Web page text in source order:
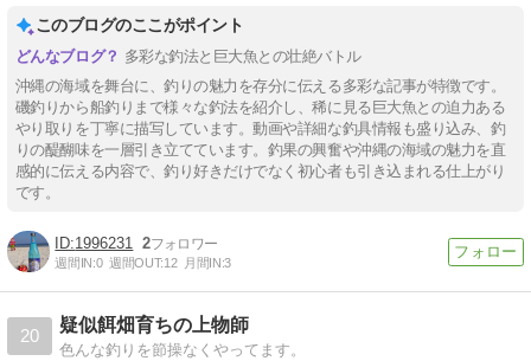
このブログのここがポイント
多彩な釣法と巨大魚との壮絶バトル
沖縄の海域を舞台に、釣りの魅力を存分に伝える多彩な記事が特徴です。
磯釣りから船釣りまで様々な釣法を紹介し、稀に見る巨大魚との迫力ある
やり取りを丁寧に描写しています。動画や詳細な釣具情報も盛り込み、釣
りの醍醐味を一層引き立てています。釣果の興奮や沖縄の海域の魅力を直
感的に伝える内容で、釣り好きだけでなく初心者も引き込まれる仕上がり
です。
1996231 2
週間IN:0 週間OUT:12 月間IN:3
20
疑似餌畑育ちの上物師
色んな釣りを節操なくやってます。